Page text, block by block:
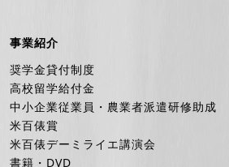
事業紹介
奨学金貸付制度
高校留学給付金
中小企業従業員・農業者派遣研修助成
米百俵賞
米百俵デーミライエ講演会
書籍・DVD